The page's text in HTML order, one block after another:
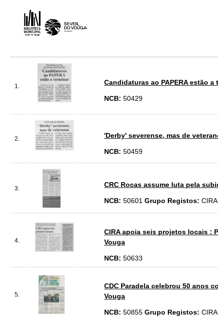
1.
Candidaturas ao PAPERA estão
NCB: 50429
2. 'Derby' severense, mas de
NCB: 50459
3.
CRC Rocas assume luta pela
NCB: 50601 Grupo Registos: CIRA
4.
CIRA apoia seis projetos locais :
Vouga
NCB: 50633
5.
CDC Paradela celebrou 50 anos
Vouga
NCB: 50855 Grupo Registos: CIRA